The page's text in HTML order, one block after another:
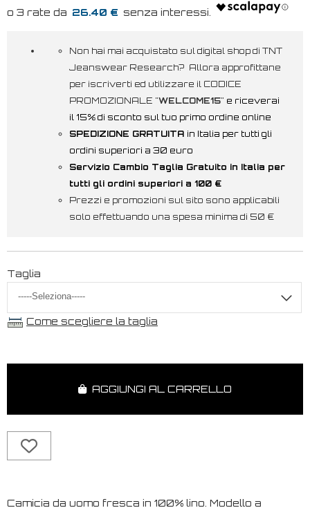
26.40 €
Non hai mai acquistato sul digital shop di TNT
Jeanswear Research? Allora approfittane
per iscriverti ed utilizzare il CODICE
PROMOZIONALE "WELCOME15" e riceverai
il 15% di sconto sul tuo primo ordine online
SPEDIZIONE GRATUITA in Italia per tutti gli
ordini superiori a 30 euro
Servizio Cambio Taglia Gratuito in Italia per
tutti gli ordini superiori a 100 €
Prezzi e promozioni sul sito sono applicabili
solo effettuando una spesa minima di 50 €
Taglia
Come scegliere la taglia
AGGIUNGI AL CARRELLO
Camicia da uomo fresca in 100% lino. Modello a